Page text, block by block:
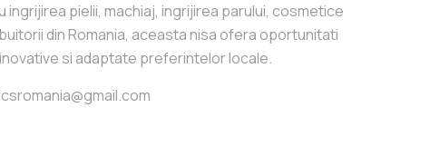
pielii, machiaj, ingrijirea parului, cosmetice
din Romania, aceasta nisa ofera oportunitati
si adaptate preferintelor locale.